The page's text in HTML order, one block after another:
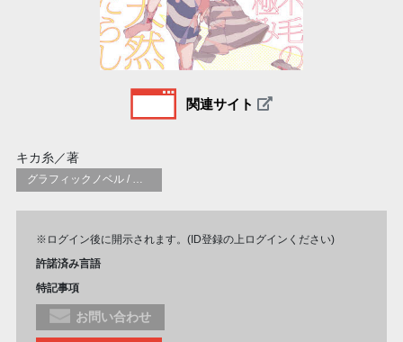
関連サイト
キカ糸／著
グラフィックノベル / コミックブック / 漫画：スタイル / 伝統
※ログイン後に開示されます。(ID登録の上ログインください)
許諾済み言語
特記事項
お問い合わせ